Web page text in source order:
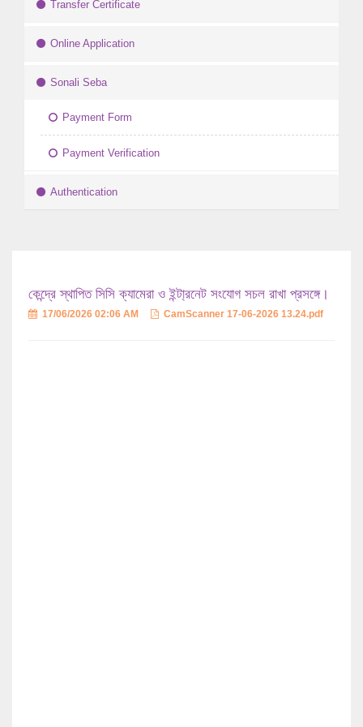
Transfer Certificate
Online Application
Sonali Seba
Payment Form
Payment Verification
Authentication
কেন্দ্রে স্থাপিত সিসি ক্যামেরা ও ইন্টা্রনেট সংযোগ সচল রাখা প্রসঙ্গে।
17/06/2026 02:06 AM CamScanner 17-06-2026 13.24.pdf